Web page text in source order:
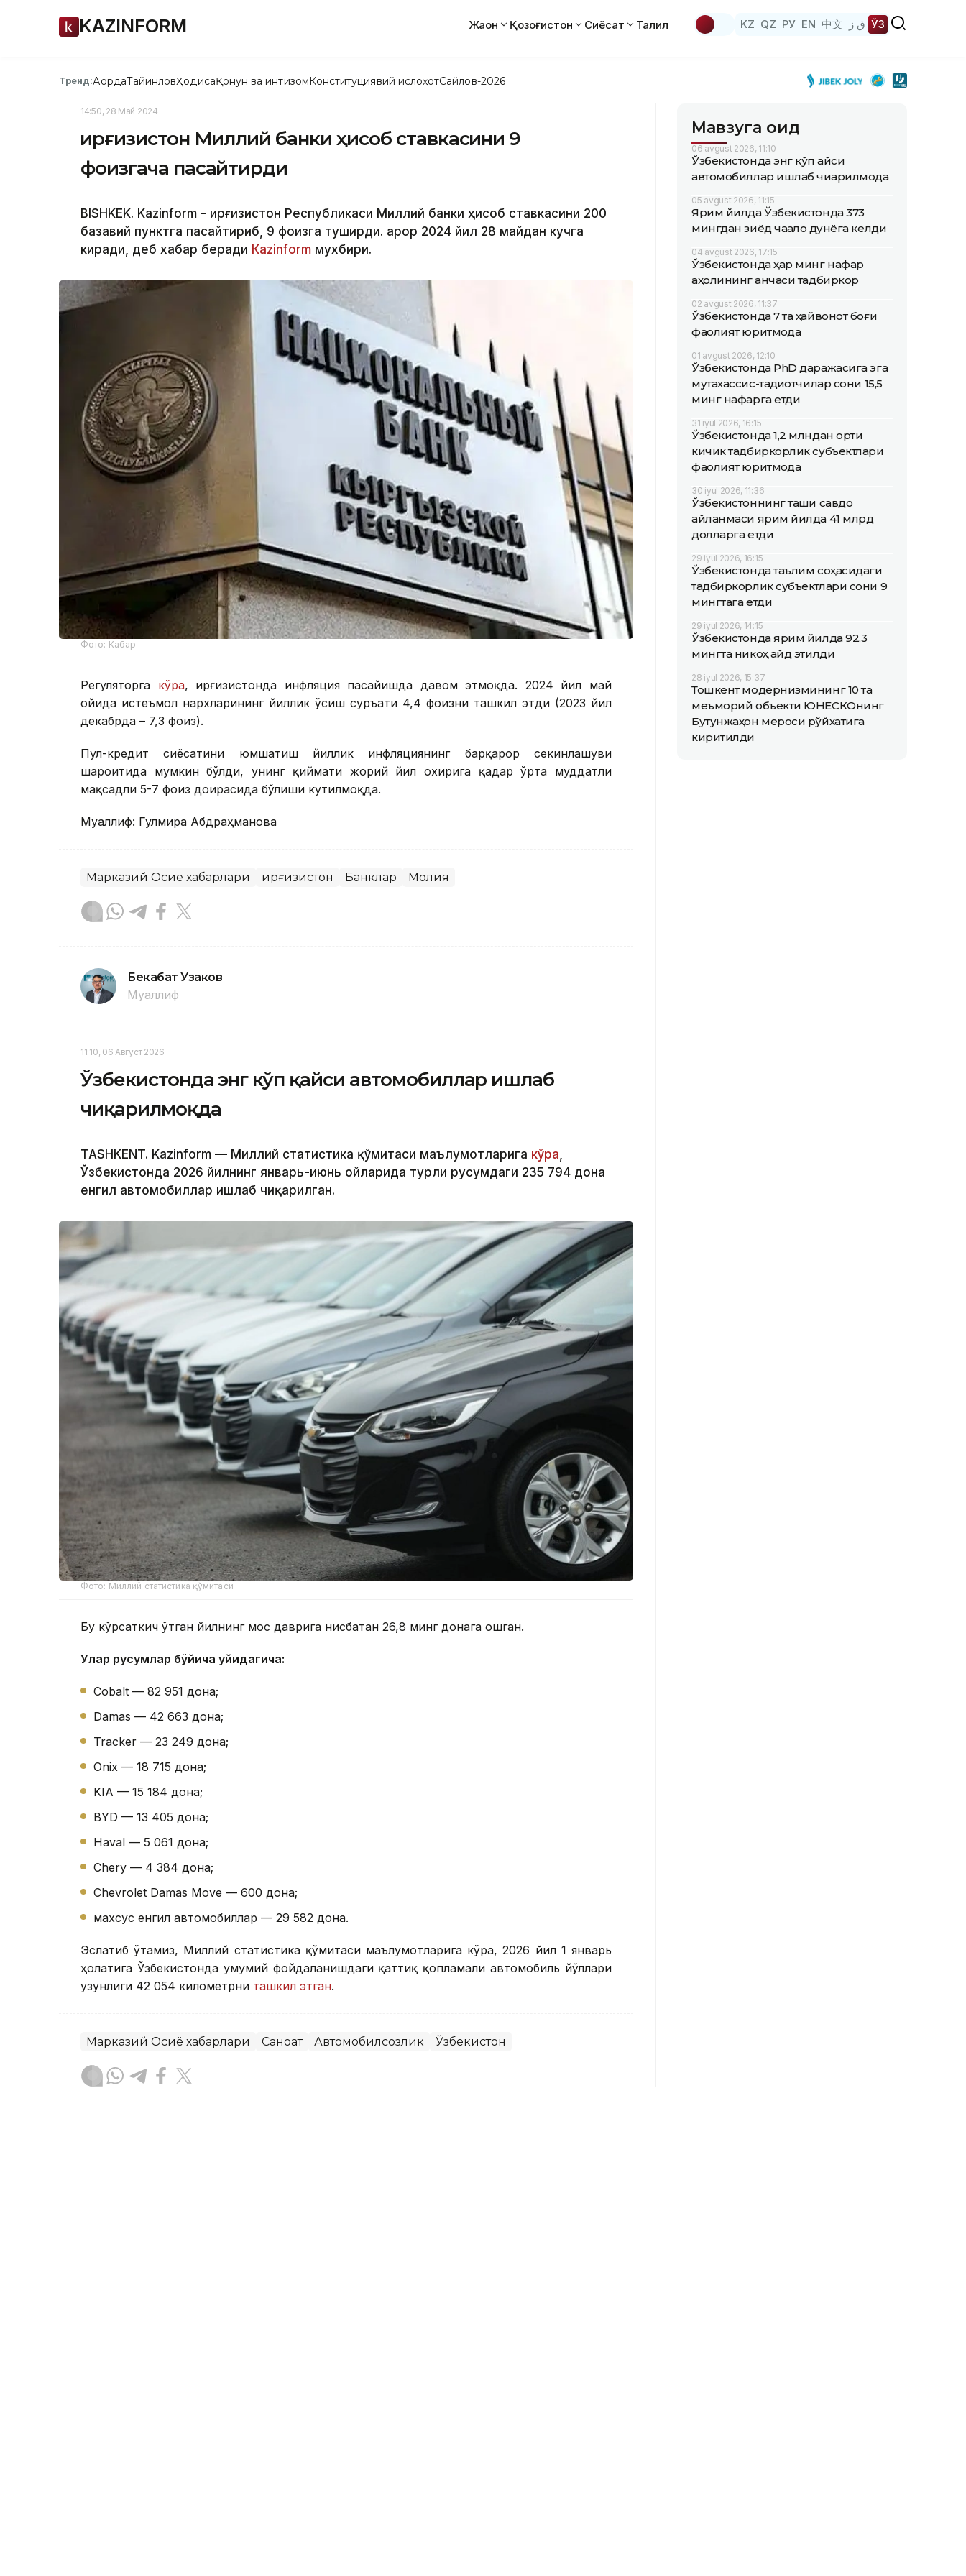
KAZINFORM Жаҳон Қозоғистон Сиёсат Таҳлил KZ QZ РУ EN 中文 ق ز ЎЗ
Тренд:АқордаТайинловҲодисаҚонун ва интизомКонституциявий ислоҳотСайлов-2026
14:50, 28 Май 2024
Қирғизистон Миллий банки ҳисоб ставкасини 9
фоизгача пасайтирди
BISHKEK. Kazinform - Қирғизистон Республикаси Миллий банки ҳисоб ставкасини 200
базавий пунктга пасайтириб, 9 фоизга туширди. Қарор 2024 йил 28 майдан кучга
киради, деб хабар беради Кazinform мухбири.
Фото: Кабар
Регуляторга кўра, Қирғизистонда инфляция пасайишда давом этмоқда. 2024 йил май
ойида истеъмол нархларининг йиллик ўсиш суръати 4,4 фоизни ташкил этди (2023 йил
декабрда – 7,3 фоиз).
Пул-кредит сиёсатини юмшатиш йиллик инфляциянинг барқарор секинлашуви
шароитида мумкин бўлди, унинг қиймати жорий йил охирига қадар ўрта муддатли
мақсадли 5-7 фоиз доирасида бўлиши кутилмоқда.
Муаллиф: Гулмира Абдраҳманова
Марказий Осиё хабарлари Қирғизистон Банклар Молия
Бекабат Узаков
Муаллиф
11:10, 06 Август 2026
Ўзбекистонда энг кўп қайси автомобиллар ишлаб
чиқарилмоқда
TASHKENT. Kazinform — Миллий статистика қўмитаси маълумотларига кўра,
Ўзбекистонда 2026 йилнинг январь-июнь ойларида турли русумдаги 235 794 дона
енгил автомобиллар ишлаб чиқарилган.
Фото: Миллий статистика қўмитаси
Бу кўрсаткич ўтган йилнинг мос даврига нисбатан 26,8 минг донага ошган.
Улар русумлар бўйича қуйидагича:
Cobalt — 82 951 дона;
Damas — 42 663 дона;
Tracker — 23 249 дона;
Onix — 18 715 дона;
KIA — 15 184 дона;
BYD — 13 405 дона;
Haval — 5 061 дона;
Chery — 4 384 дона;
Chevrolet Damas Move — 600 дона;
махсус енгил автомобиллар — 29 582 дона.
Эслатиб ўтамиз, Миллий статистика қўмитаси маълумотларига кўра, 2026 йил 1 январь
ҳолатига Ўзбекистонда умумий фойдаланишдаги қаттиқ қопламали автомобиль йўллари
узунлиги 42 054 километрни ташкил этган.
Марказий Осиё хабарлари Саноат Автомобилсозлик Ўзбекистон
Мавзуга оид
06 avgust 2026, 11:10
Ўзбекистонда энг кўп қайси
автомобиллар ишлаб чиқарилмоқда
05 avgust 2026, 11:15
Ярим йилда Ўзбекистонда 373
мингдан зиёд чақалоқ дунёга келди
04 avgust 2026, 17:15
Ўзбекистонда ҳар минг нафар
аҳолининг қанчаси тадбиркор
02 avgust 2026, 11:37
Ўзбекистонда 7 та ҳайвонот боғи
фаолият юритмоқда
01 avgust 2026, 12:10
Ўзбекистонда PhD даражасига эга
мутахассис-тадқиқотчилар сони 15,5
минг нафарга етди
31 iyul 2026, 16:15
Ўзбекистонда 1,2 млндан ортиқ
кичик тадбиркорлик субъектлари
фаолият юритмоқда
30 iyul 2026, 11:36
Ўзбекистоннинг ташқи савдо
айланмаси ярим йилда 41 млрд
долларга етди
29 iyul 2026, 16:15
Ўзбекистонда таълим соҳасидаги
тадбиркорлик субъектлари сони 9
мингтага етди
29 iyul 2026, 14:15
Ўзбекистонда ярим йилда 92,3
мингта никоҳ қайд этилди
28 iyul 2026, 15:37
Тошкент модернизмининг 10 та
меъморий объекти ЮНEСКОнинг
Бутунжаҳон мероси рўйхатига
киритилди